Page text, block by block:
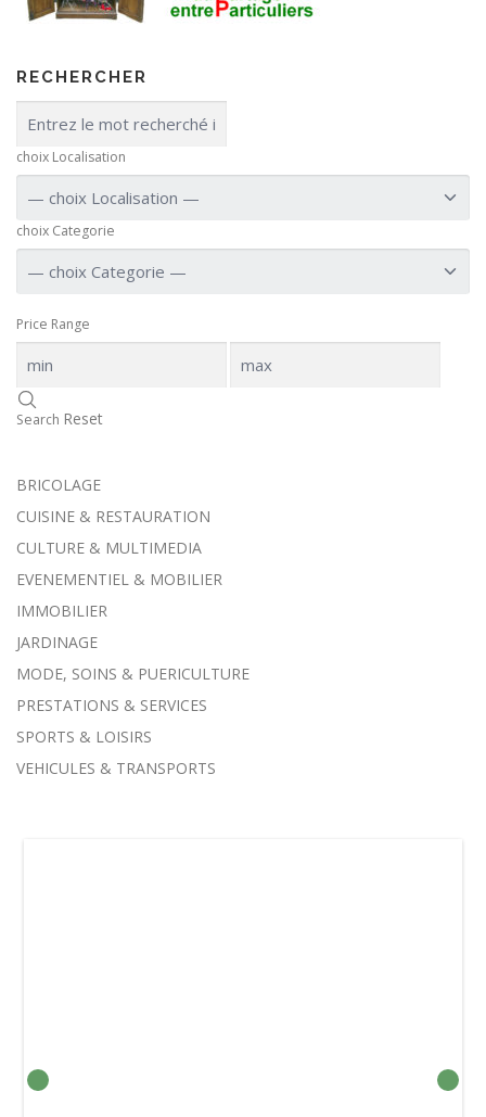
RECHERCHER
choix Localisation
choix Categorie
Price Range
Search Reset
BRICOLAGE
CUISINE & RESTAURATION
CULTURE & MULTIMEDIA
EVENEMENTIEL & MOBILIER
IMMOBILIER
JARDINAGE
MODE, SOINS & PUERICULTURE
PRESTATIONS & SERVICES
SPORTS & LOISIRS
VEHICULES & TRANSPORTS